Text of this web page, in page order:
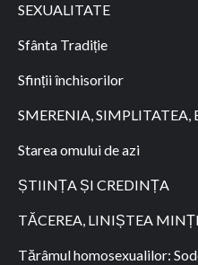
SEXUALITATE
Sfânta Tradiție
Sfinții închisorilor
SMERENIA, SIMPLITATEA,
Starea omului de azi
ȘTIINȚA ȘI CREDINȚA
TĂCEREA, LINIȘTEA
Tărâmul homosexualilor: